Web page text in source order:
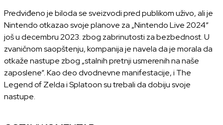
Predviđeno je biloda se sveizvodi pred publikom uživo, ali je
Nintendo otkazao svoje planove za „Nintendo Live 2024“
još u decembru 2023. zbog zabrinutosti za bezbednost. U
zvaničnom saopštenju, kompanija je navela da je morala da
otkaže nastupe zbog „stalnih pretnji usmerenih na naše
zaposlene“. Kao deo dvodnevne manifestacije, i The
Legend of Zeldai Splatoon su trebali da dobiju svoje
nastupe.